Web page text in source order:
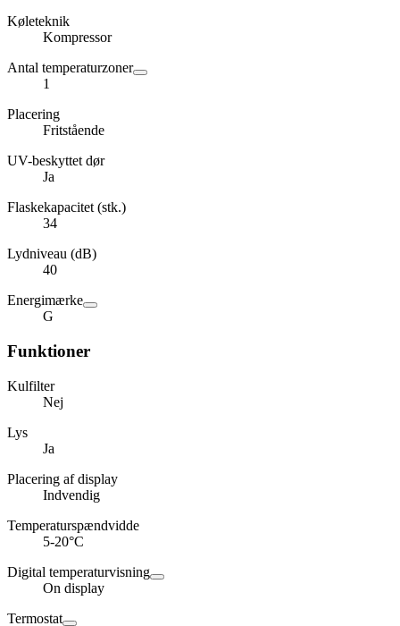
Køleteknik
Kompressor
Antal temperaturzoner
1
Placering
Fritstående
UV-beskyttet dør
Ja
Flaskekapacitet (stk.)
34
Lydniveau (dB)
40
Energimærke
G
Funktioner
Kulfilter
Nej
Lys
Ja
Placering af display
Indvendig
Temperaturspændvidde
5-20°C
Digital temperaturvisning
On display
Termostat